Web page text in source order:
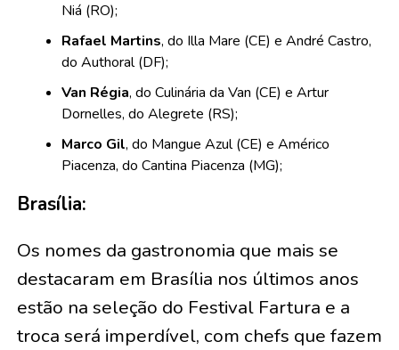
Niá (RO);
Rafael Martins, do Illa Mare (CE) e André Castro,
do Authoral (DF);
Van Régia, do Culinária da Van (CE) e Artur
Dornelles, do Alegrete (RS);
Marco Gil, do Mangue Azul (CE) e Américo
Piacenza, do Cantina Piacenza (MG);
Brasília:
Os nomes da gastronomia que mais se
destacaram em Brasília nos últimos anos
estão na seleção do Festival Fartura e a
troca será imperdível, com chefs que fazem